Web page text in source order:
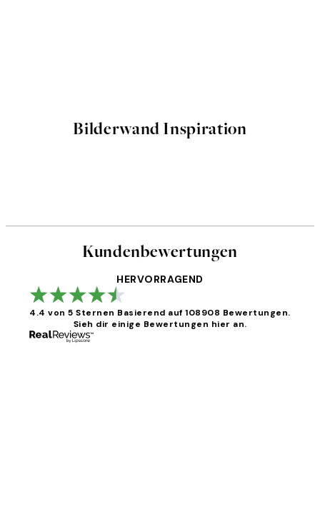
Bilderwand Inspiration
Kundenbewertungen
HERVORRAGEND
4.4 von 5 Sternen Basierend auf 108908 Bewertungen.
Sieh dir einige Bewertungen hier an.